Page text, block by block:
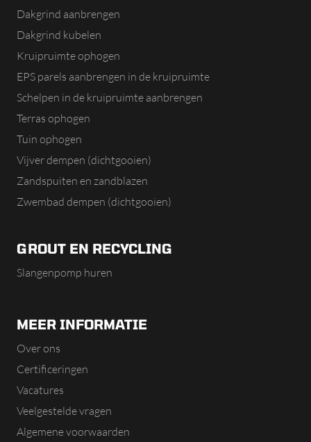
Dakgrind aanbrengen
Dakgrind kubelen
Kruipruimte ophogen
EPS parels aanbrengen in de kruipruimte
Schelpen in de kruipruimte aanbrengen
Terras ophogen
Tuin ophogen
Vijver dempen (dichtgooien)
Zandspuiten en zandblazen
Zwembad dempen (dichtgooien)
GROUT EN RECYCLING
Slangenpomp huren
MEER INFORMATIE
Over ons
Certificeringen
Vacatures
Veelgestelde vragen
Algemene voorwaarden